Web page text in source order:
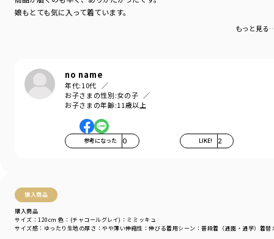
娘もとても気に入って着ています。
もっと見る
no name
年代:10代
お子さまの性別:女の子
お子さまの年齢:11歳以上
参考になった 0 LIKE! 2
購入商品
購入商品
サイズ感 ：ゆったり 生地の厚さ ：やや薄い伸縮性 ：伸びる着用シーン ：普段着（通園・通学） 着替
サイズ：120cm 色：(チャコールグレイ)：ミミッキュ